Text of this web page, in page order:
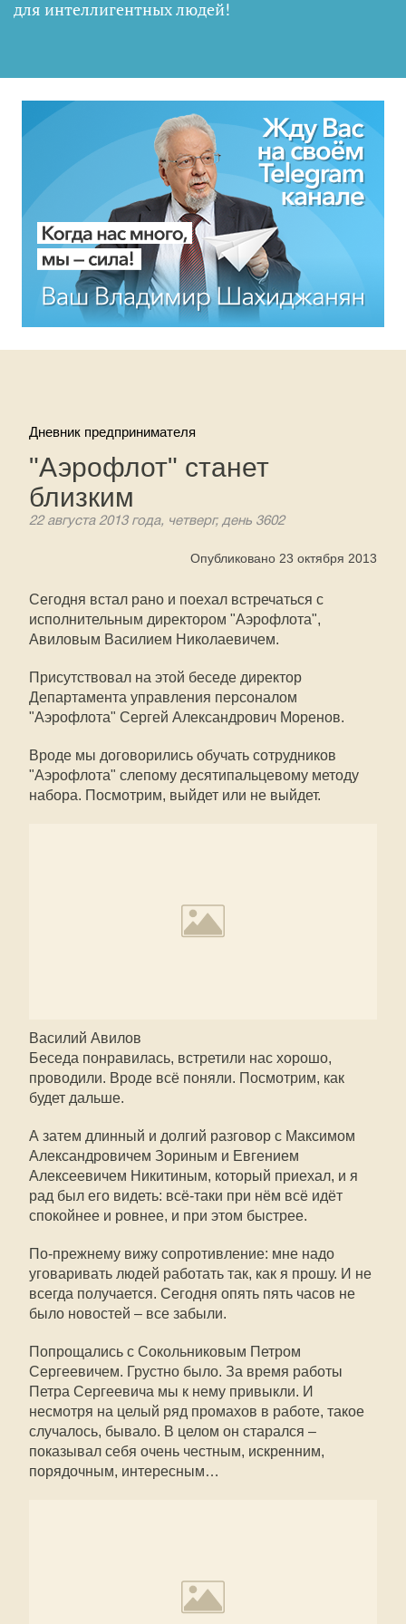
для интеллигентных людей!
Дневник предпринимателя
"Аэрофлот" станет
близким
22 августа 2013 года, четверг, день 3602
Опубликовано 23 октября 2013
Сегодня встал рано и поехал встречаться с
исполнительным директором "Аэрофлота",
Авиловым Василием Николаевичем.
Присутствовал на этой беседе директор
Департамента управления персоналом
"Аэрофлота" Сергей Александрович Моренов.
Вроде мы договорились обучать сотрудников
"Аэрофлота" слепому десятипальцевому методу
набора. Посмотрим, выйдет или не выйдет.
Василий Авилов
Беседа понравилась, встретили нас хорошо,
проводили. Вроде всё поняли. Посмотрим, как
будет дальше.
А затем длинный и долгий разговор с Максимом
Александровичем Зориным и Евгением
Алексеевичем Никитиным, который приехал, и я
рад был его видеть: всё-таки при нём всё идёт
спокойнее и ровнее, и при этом быстрее.
По-прежнему вижу сопротивление: мне надо
уговаривать людей работать так, как я прошу. И не
всегда получается. Сегодня опять пять часов не
было новостей – все забыли.
Попрощались с Сокольниковым Петром
Сергеевичем. Грустно было. За время работы
Петра Сергеевича мы к нему привыкли. И
несмотря на целый ряд промахов в работе, такое
случалось, бывало. В целом он старался –
показывал себя очень честным, искренним,
порядочным, интересным…